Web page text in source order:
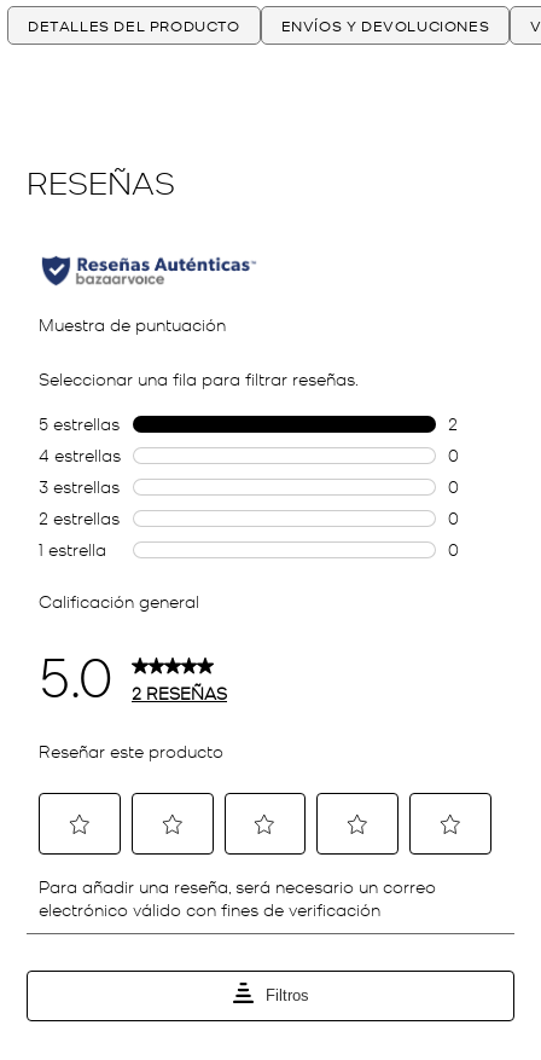
DETALLES DEL PRODUCTO ENVÍOS Y DEVOLUCIONES